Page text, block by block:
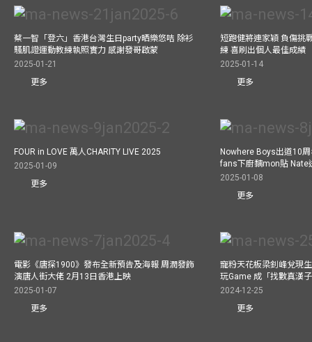
蔡一智「登六」香港台灣生日party晒樂悠咭 除衫
騷肌證運動教練執照實力 感謝發哥啟蒙
2025-01-21
更多
短跑健將連家穎 負傷挑
練 喜刷出個人最佳成績
2025-01-14
更多
FOUR in LOVE 萬人CHARITY LIVE 2025
2025-01-09
更多
Nowhere Boys出道10
fans下廚黐mon貼 Nate
2025-01-08
更多
電影《唐探1900》發布全新預告及海報 周潤發飾
演唐人街大佬 2月13日香港上映
2025-01-07
更多
寵粉天花板梁釗峰兌現
玩Game 成「找數真漢
2024-12-25
更多